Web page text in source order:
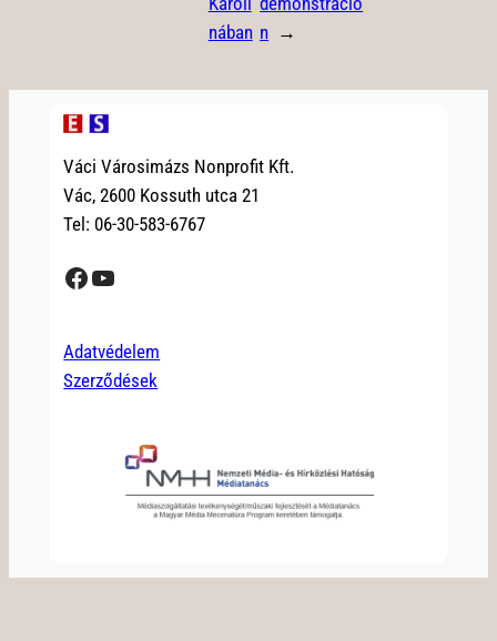
nában n →
Váci Városimázs Nonprofit Kft.
Vác, 2600 Kossuth utca 21
Tel: 06-30-583-6767
Facebook YouTube
Adatvédelem
Szerződések